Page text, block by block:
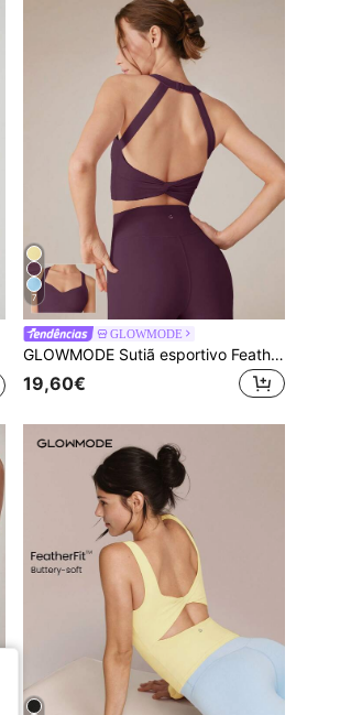
7
GLOWMODE
GLOWMODE Sutiã esportivo FeatherFit™ See You Around com decote halter e costas abertas, suporte leve e ideal para ioga de baixo impacto.
19,60€